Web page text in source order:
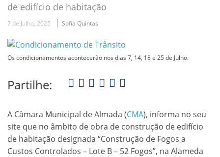
de edifício de habitação
7 de Julho, 2025 Sofia Quintas
Os condicionamentos acontecerão nos dias 7, 14, 18 e 25 de Julho.
Partilhe:
A Câmara Municipal de Almada (CMA), informa no seu
site que no âmbito de obra de construção de edifício
de habitação designada “Construção de Fogos a
Custos Controlados – Lote B – 52 Fogos”, na Alameda